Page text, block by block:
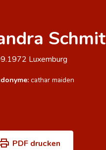
Schmit
Luxemburg
cathar maiden
PDF drucken